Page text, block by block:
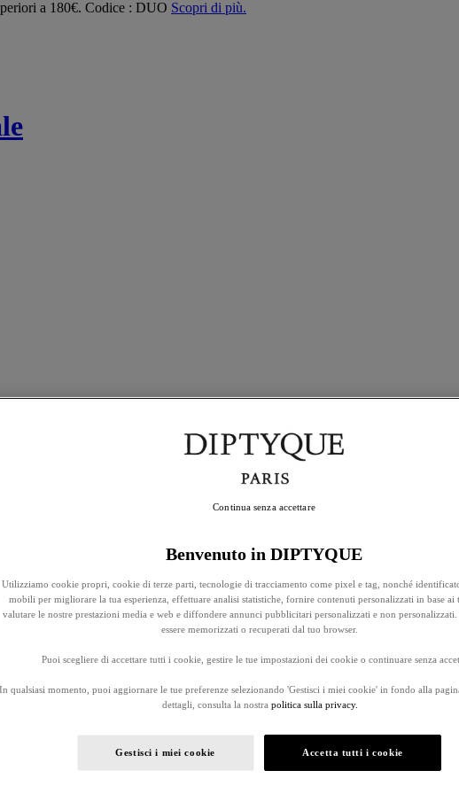
a 180€. Codice : DUO Scopri di più.
Benvenuto in DIPTYQUE
Utilizziamo cookie propri, cookie di terze parti, tecnologie di tracciamento come pixel e tag, nonché
mobili per migliorare la tua esperienza, effettuare analisi statistiche, fornire contenuti personalizzati in base ai
valutare le nostre prestazioni media e web e diffondere annunci pubblicitari personalizzati e non
essere memorizzati o recuperati dal tuo browser.
Puoi scegliere di accettare tutti i cookie, gestire le tue impostazioni dei cookie o continuare senza
In qualsiasi momento, puoi aggiornare le tue preferenze selezionando 'Gestisci i miei cookie' in fondo alla
dettagli, consulta la nostra politica sulla privacy.
Gestisci i miei cookie Accetta tutti i cookie
Continua senza accettare